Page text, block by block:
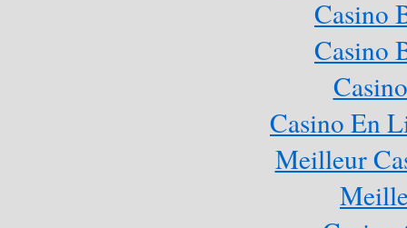
Casino
Casino
Casino En
Meilleur